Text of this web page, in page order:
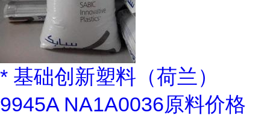
* 基础创新塑料（荷兰）
9945A NA1A0036原料价格